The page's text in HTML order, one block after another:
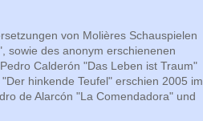
von Molières Schauspielen
sowie des anonym erschienenen
Calderón "Das Leben ist Traum"
hinkende Teufel" erschien 2005 im
de Alarcón "La Comendadora" und